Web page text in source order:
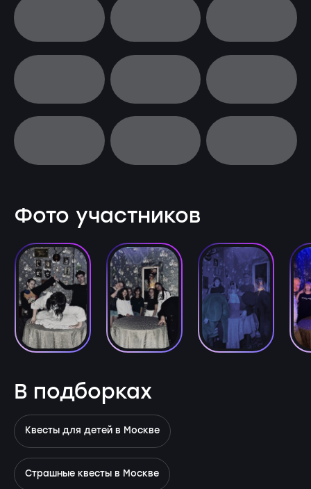
Фото участников
В подборках
Квесты для детей в Москве
Страшные квесты в Москве